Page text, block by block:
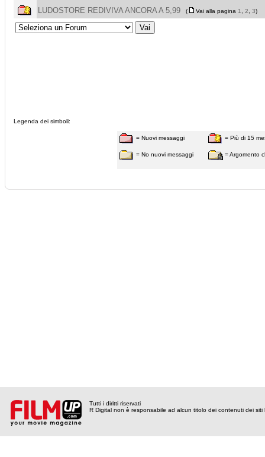
LUDOSTORE REDIVIVA ANCORA A 5,99 ( Vai alla pagina 1 2 3)
Legenda dei simboli:
= Nuovi messaggi
= No nuovi messaggi
= Più di 15
= Argomento
Tutti i diritti riservati
R Digital non è responsabile ad alcun titolo dei contenuti dei siti